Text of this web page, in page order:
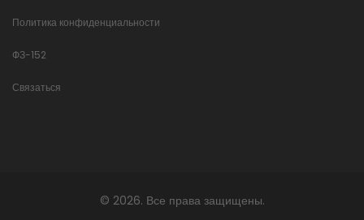
Политика конфиденциальности
ФЗ-152
Связаться
© 2026. Все права защищены.